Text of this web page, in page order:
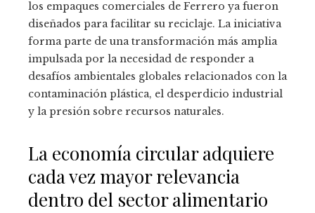
los empaques comerciales de Ferrero ya fueron
diseñados para facilitar su reciclaje. La iniciativa
forma parte de una transformación más amplia
impulsada por la necesidad de responder a
desafíos ambientales globales relacionados con la
contaminación plástica, el desperdicio industrial
y la presión sobre recursos naturales.
La economía circular adquiere
cada vez mayor relevancia
dentro del sector alimentario